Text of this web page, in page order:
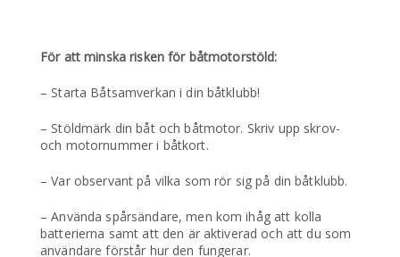
För att minska risken för båtmotorstöld:
– Starta Båtsamverkan i din båtklubb!
– Stöldmärk din båt och båtmotor. Skriv upp skrov-
och motornummer i båtkort.
– Var observant på vilka som rör sig på din båtklubb.
– Använda spårsändare, men kom ihåg att kolla
batterierna samt att den är aktiverad och att du som
användare förstår hur den fungerar.